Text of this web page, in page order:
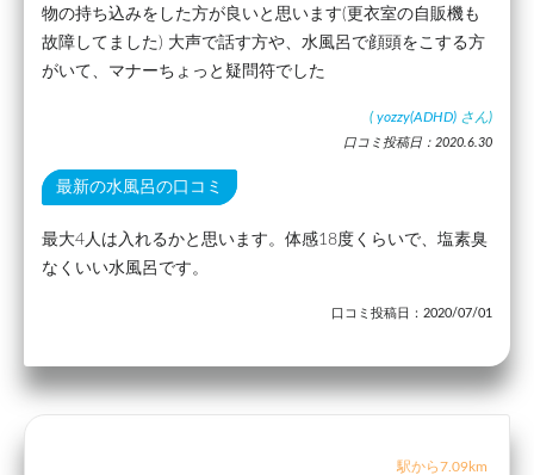
物の持ち込みをした方が良いと思います(更衣室の自販機も
故障してました) 大声で話す方や、水風呂で顔頭をこする方
がいて、マナーちょっと疑問符でした
( yozzy(ADHD) さん)
口コミ投稿日：2020.6.30
最新の水風呂の口コミ
最大4人は入れるかと思います。体感18度くらいで、塩素臭
なくいい水風呂です。
口コミ投稿日：2020/07/01
駅から7.09km